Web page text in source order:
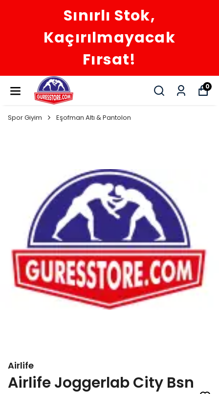
Sınırlı Stok,
Kaçırılmayacak
Fırsat!
0
Spor Giyim Eşofman Altı & Pantolon
Airlife
Airlife Joggerlab City Bsn